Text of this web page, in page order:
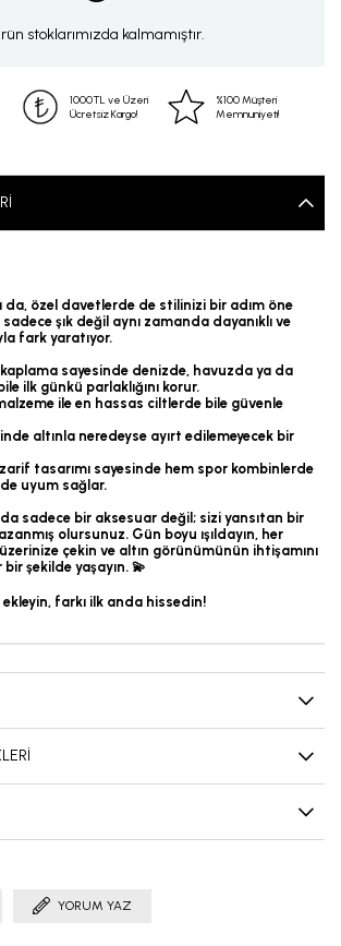
stoklarımızda kalmamıştır.
1000TL ve Üzeri
Ücretsiz Kargo!
%100 Müşteri
Memnuniyeti!
da, özel davetlerde de stilinizi bir adım öne
şık değil aynı zamanda dayanıklı ve
fark yaratıyor.
sayesinde denizde, havuzda ya da
ilk günkü parlaklığını korur.
ile en hassas ciltlerde bile güvenle
altınla neredeyse ayırt edilemeyecek bir
tasarımı sayesinde hem spor kombinlerde
uyum sağlar.
sadece bir aksesuar değil; sizi yansıtan bir
olursunuz. Gün boyu ışıldayın, her
çekin ve altın görünümünün ihtişamını
şekilde yaşayın. 💫
farkı ilk anda hissedin!
YORUM YAZ